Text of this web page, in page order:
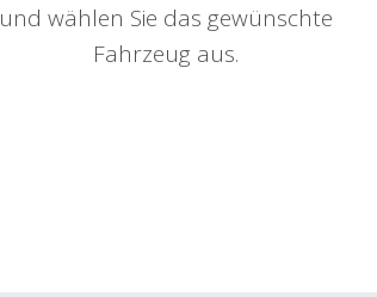
und wählen Sie das gewünschte
Fahrzeug aus.